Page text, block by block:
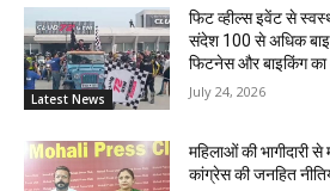
Latest News
फिट व्हील्स इवेंट से
संदेश 100 से अधिक
फिटनेस और बाइकिंग का
July 24, 2026
महिलाओं की भागीदारी
कांग्रेस की जनहित